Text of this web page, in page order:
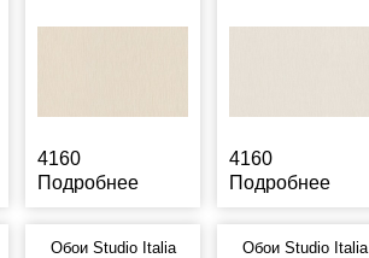
4160
Подробнее
4160
Подробнее
Обои Studio Italia
Обои Studio Italia